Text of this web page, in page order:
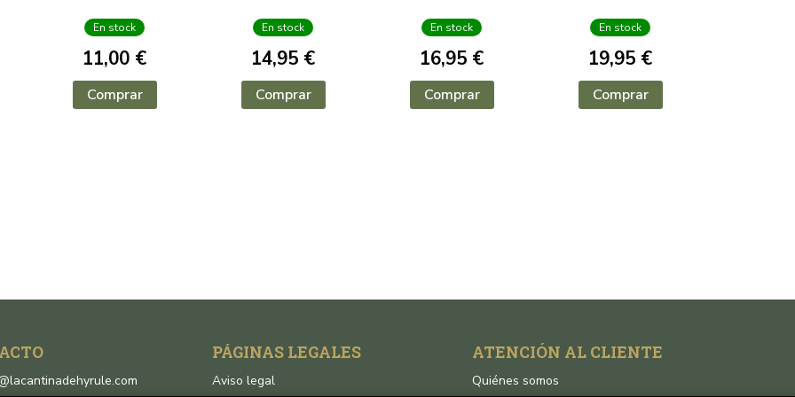
En stock
11,00 €
Comprar
En stock
14,95 €
Comprar
En stock
16,95 €
Comprar
En stock
19,95 €
Comprar
PÁGINAS LEGALES
Aviso legal
ATENCIÓN AL CLIENTE
Quiénes somos